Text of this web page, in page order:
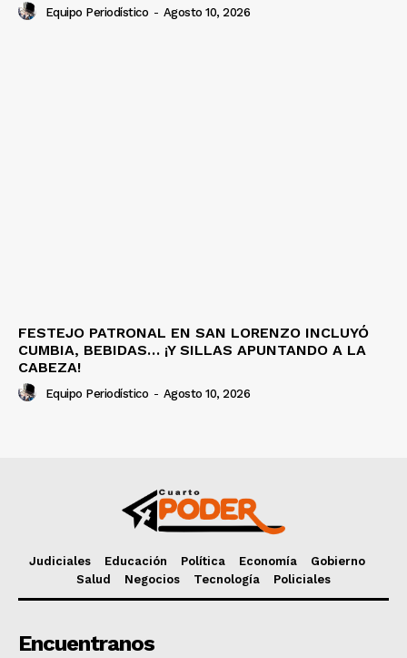
Equipo Periodístico - Agosto 10, 2026
FESTEJO PATRONAL EN SAN LORENZO INCLUYÓ
CUMBIA, BEBIDAS… ¡Y SILLAS APUNTANDO A LA
CABEZA!
Equipo Periodístico - Agosto 10, 2026
Judiciales Educación Política Economía
Gobierno
Salud
Negocios Tecnología Policiales
Encuentranos